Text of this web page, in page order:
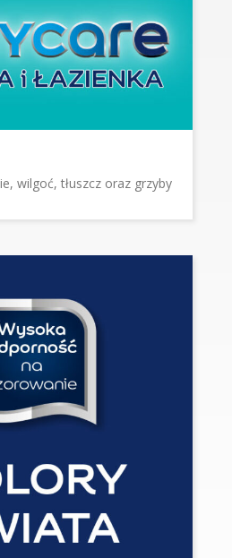
wilgoć, tłuszcz oraz grzyby